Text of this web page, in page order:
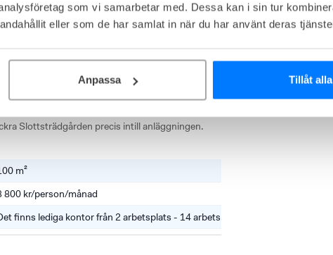
som vi samarbetar med. Dessa kan i sin tur
eller som de har samlat in när du har använt deras
Anpassa Tillåt alla
med tillgång till mötesrum, telefonrum och fina
mellanrum arrangeras sociala evenemang
finns hela stadens utbud av restauranger och
kommunikationer finns på gångavstånd. För
Slottsträdgården precis intill anläggningen.
m²
800 kr/person/månad
finns lediga kontor från 2 arbetsplats - 14 arbetsplatser.